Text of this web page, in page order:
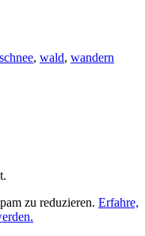
schnee, wald, wandern
zu reduzieren. Erfahre,